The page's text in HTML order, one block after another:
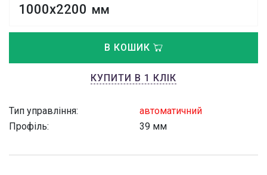
1000х2200 мм
В КОШИК
КУПИТИ В 1 КЛІК
Тип управління:
автоматичний
Профіль:
39 мм